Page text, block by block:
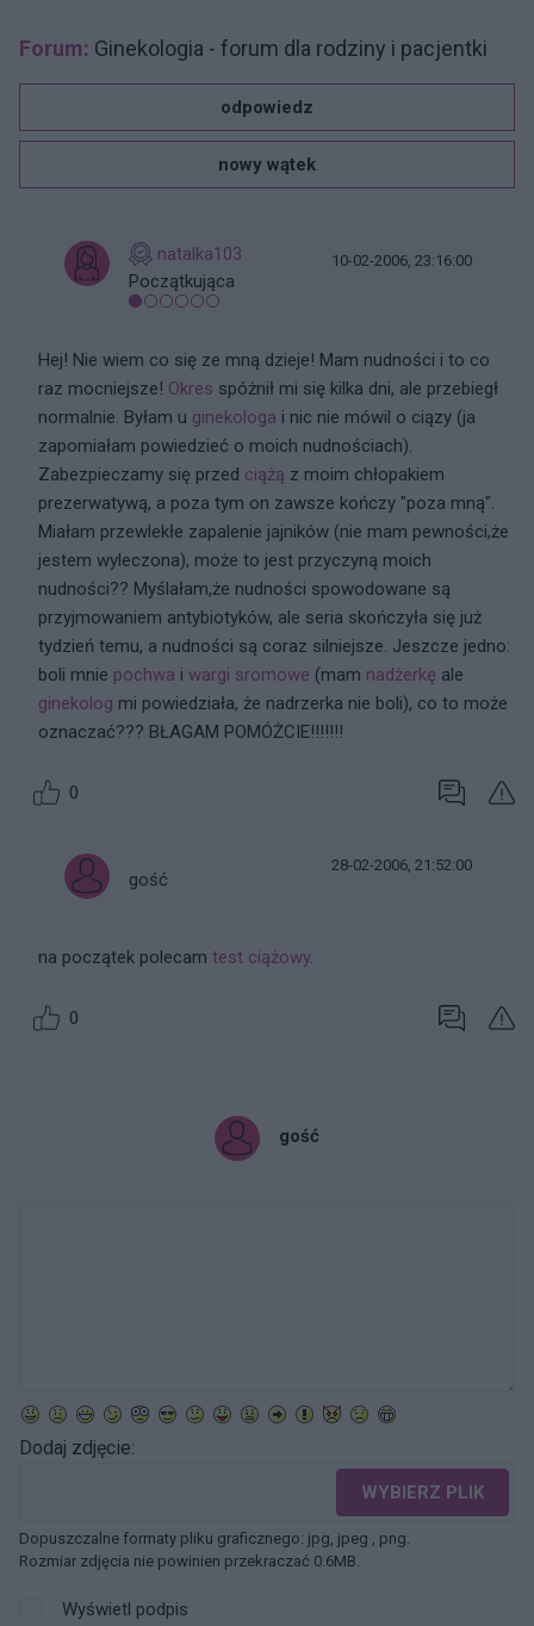
Forum: Ginekologia - forum dla rodziny i pacjentki
odpowiedz
nowy wątek
natalka103
Początkująca
10-02-2006, 23:16:00
Hej! Nie wiem co się ze mną dzieje! Mam nudności i to co
raz mocniejsze! Okres spóżnił mi się kilka dni, ale przebiegł
normalnie. Byłam u ginekologa i nic nie mówil o ciązy (ja
zapomiałam powiedzieć o moich nudnościach).
Zabezpieczamy się przed ciążą z moim chłopakiem
prezerwatywą, a poza tym on zawsze kończy "poza mną".
Miałam przewlekłe zapalenie jajników (nie mam pewności,że
jestem wyleczona), może to jest przyczyną moich
nudności?? Myślałam,że nudności spowodowane są
przyjmowaniem antybiotyków, ale seria skończyła się już
tydzień temu, a nudności są coraz silniejsze. Jeszcze jedno:
boli mnie pochwa i wargi sromowe (mam nadżerkę ale
ginekolog mi powiedziała, że nadrzerka nie boli), co to może
oznaczać??? BŁAGAM POMÓŻCIE!!!!!!!
0
gość
28-02-2006, 21:52:00
na początek polecam test ciążowy.
0
gość
Dodaj zdjęcie:
WYBIERZ PLIK
Dopuszczalne formaty pliku graficznego: jpg, jpeg , png.
Rozmiar zdjęcia nie powinien przekraczać 0.6MB.
Wyświetl podpis